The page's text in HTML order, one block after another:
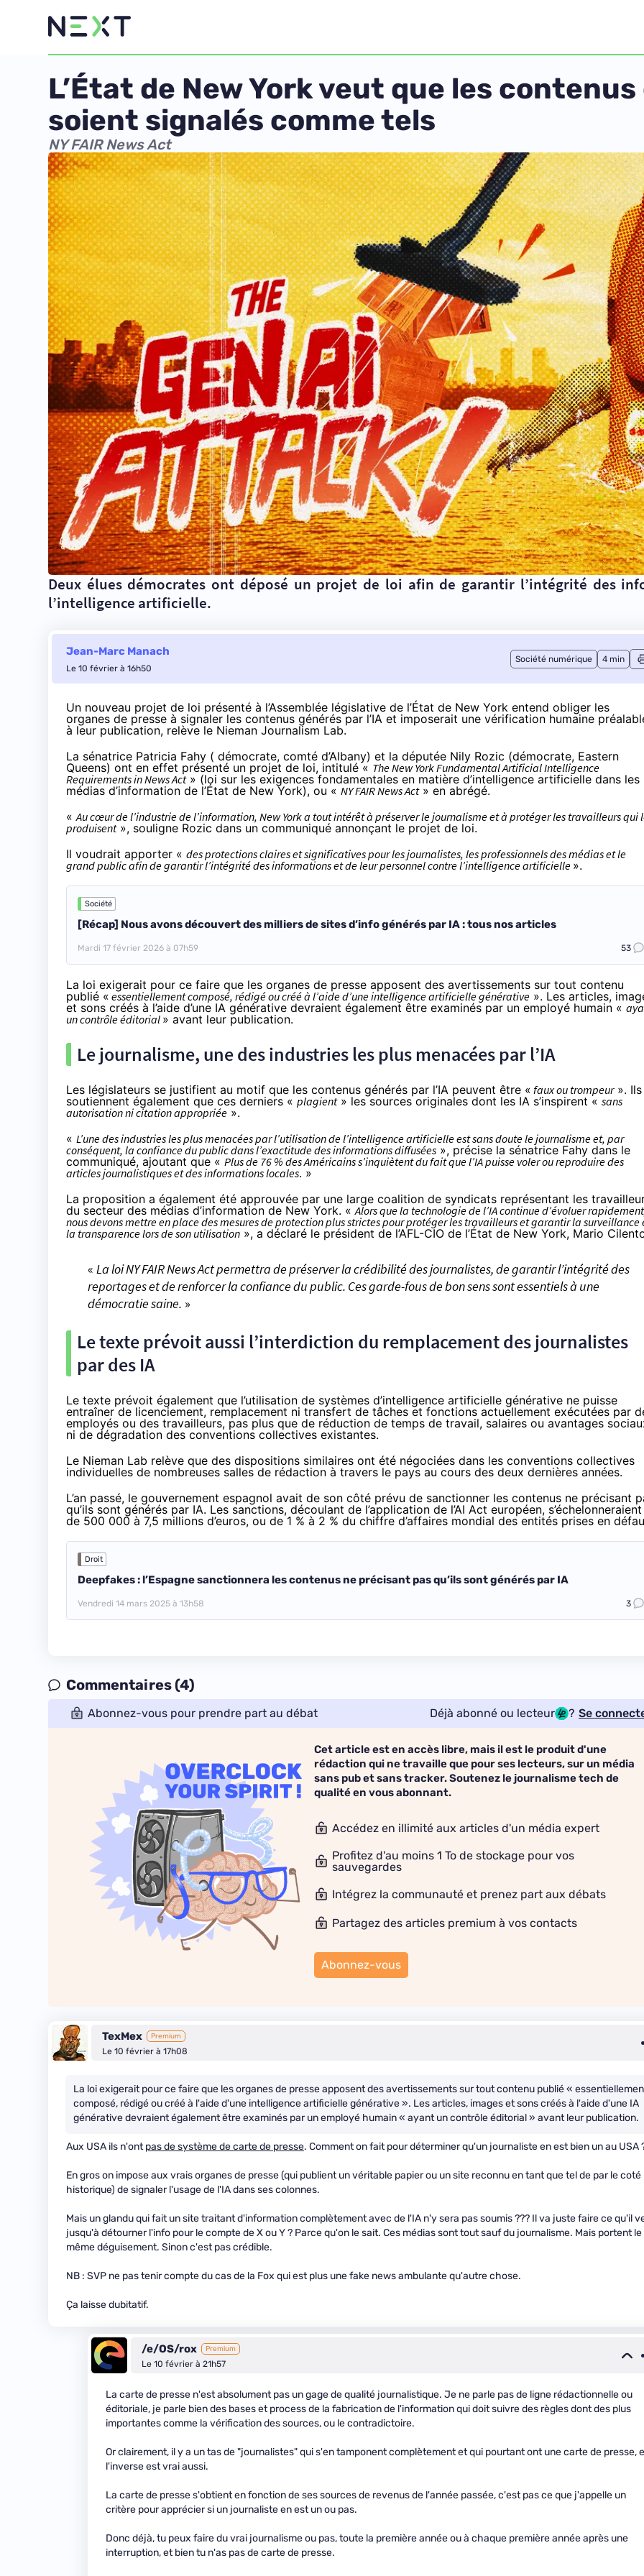
L’État de New York veut que les
soient signalés comme tels
NY FAIR News Act
Deux élues démocrates ont déposé un projet de loi afin de garantir l’intégrité des
l’intelligence artificielle.
Jean-Marc Manach
Le 10 février à 16h50
Société numérique 4 min
Un nouveau projet de loi présenté à l’Assemblée législative de l’État de New York entend obliger les
organes de presse à signaler les contenus générés par l’IA et imposerait une vérification humaine
à leur publication, relève le Nieman Journalism Lab.
La sénatrice Patricia Fahy ( démocrate, comté d’Albany) et la députée Nily Rozic (démocrate, Eastern
Queens) ont en effet présenté un projet de loi, intitulé « The New York Fundamental Artificial Intelligence
Requirements in News Act» (loi sur les exigences fondamentales en matière d’intelligence artificielle dans les
médias d’information de l’État de New York), ou « NY FAIR News Act» en abrégé.
«Au cœur de l’industrie de l’information, New York a tout intérêt à préserver le journalisme et à protéger les travailleurs qui
produisent», souligne Rozic dans un communiqué annonçant le projet de loi.
Il voudrait apporter « des protections claires et significatives pour les journalistes, les professionnels des médias et le
grand public afin de garantir l’intégrité des informations et de leur personnel contre l’intelligence artificielle ».
Société
[Récap] Nous avons découvert des milliers de sites d’info générés par IA : tous nos articles
Mardi 17 février 2026 à 07h59 53
La loi exigerait pour ce faire que les organes de presse apposent des avertissements sur tout contenu
publié « essentiellement composé, rédigé ou créé à l’aide d’une intelligence artificielle générative ». Les articles,
et sons créés à l’aide d’une IA générative devraient également être examinés par un employé humain «
un contrôle éditorial » avant leur publication.
Le journalisme, une des industries les plus menacées par l’IA
Les législateurs se justifient au motif que les contenus générés par l’IA peuvent être « faux ou trompeur». Ils
soutiennent également que ces derniers « plagient» les sources originales dont les IA s’inspirent « sans
autorisation ni citation appropriée ».
« L’une des industries les plus menacées par l’utilisation de l’intelligence artificielle est sans doute le journalisme et, par
conséquent, la confiance du public dans l’exactitude des informations diffusées », précise la sénatrice Fahy dans le
communiqué, ajoutant que « Plus de 76 % des Américains s’inquiètent du fait que l’IA puisse voler ou reproduire des
articles journalistiques et des informations locales. »
La proposition a également été approuvée par une large coalition de syndicats représentant les
du secteur des médias d’information de New York. «Alors que la technologie de l’IA continue d’évoluer
nous devons mettre en place des mesures de protection plus strictes pour protéger les travailleurs et garantir la surveillance
la transparence lors de son utilisation », a déclaré le président de l’AFL-CIO de l’État de New York, Mario
« La loi NY FAIR News Act permettra de préserver la crédibilité des journalistes, de garantir l’intégrité des
reportages et de renforcer la confiance du public. Ces garde-fous de bon sens sont essentiels à une
démocratie saine. »
Le texte prévoit aussi l’interdiction du remplacement des journalistes
par des IA
Le texte prévoit également que l’utilisation de systèmes d’intelligence artificielle générative ne puisse
entraîner de licenciement, remplacement ni transfert de tâches et fonctions actuellement exécutées par
employés ou des travailleurs, pas plus que de réduction de temps de travail, salaires ou avantages
ni de dégradation des conventions collectives existantes.
Le Nieman Lab relève que des dispositions similaires ont été négociées dans les conventions collectives
individuelles de nombreuses salles de rédaction à travers le pays au cours des deux dernières années.
L’an passé, le gouvernement espagnol avait de son côté prévu de sanctionner les contenus ne précisant
qu’ils sont générés par IA. Les sanctions, découlant de l’application de l’AI Act européen, s’échelonneraient
de 500 000 à 7,5 millions d’euros, ou de 1 % à 2 % du chiffre d’affaires mondial des entités prises en
Droit
Deepfakes : l’Espagne sanctionnera les contenus ne précisant pas qu’ils sont générés par IA
Vendredi 14 mars 2025 à 13h58 3
Commentaires (4)
Abonnez-vous pour prendre part au débat Déjà abonné ou lecteur ? Se
Cet article est en accès libre, mais il est le produit d'une
rédaction qui ne travaille que pour ses lecteurs, sur un média
sans pub et sans tracker. Soutenez le journalisme tech de
qualité en vous abonnant.
Accédez en illimité aux articles d'un média expert
Profitez d'au moins 1 To de stockage pour vos
sauvegardes
Intégrez la communauté et prenez part aux débats
Partagez des articles premium à vos contacts
Abonnez-vous
TexMex Premium
Le 10 février à 17h08
La loi exigerait pour ce faire que les organes de presse apposent des avertissements sur tout contenu publié «
composé, rédigé ou créé à l'aide d'une intelligence artificielle générative ». Les articles, images et sons créés à l'aide d'une IA
générative devraient également être examinés par un employé humain « ayant un contrôle éditorial » avant leur publication.
Aux USA ils n'ontpas de système de carte de presse. Comment on fait pour déterminer qu'un journaliste en est bien un au USA
En gros on impose aux vrais organes de presse (qui publient un véritable papier ou un site reconnu en tant que tel de par le coté
historique) de signaler l'usage de l'IA dans ses colonnes.
Mais un glandu qui fait un site traitant d'information complètement avec de l'IA n'y sera pas soumis ??? Il va juste faire ce qu'il
jusqu'à détourner l'info pour le compte de X ou Y ? Parce qu'on le sait. Ces médias sont tout sauf du journalisme. Mais portent le
même déguisement. Sinon c'est pas crédible.
NB : SVP ne pas tenir compte du cas de la Fox qui est plus une fake news ambulante qu'autre chose.
Ça laisse dubitatif.
/e/OS/rox Premium
Le 10 février à 21h57
La carte de presse n'est absolument pas un gage de qualité journalistique. Je ne parle pas de ligne rédactionnelle ou
éditoriale, je parle bien des bases et process de la fabrication de l'information qui doit suivre des règles dont des plus
importantes comme la vérification des sources, ou le contradictoire.
Or clairement, il y a un tas de "journalistes" qui s'en tamponent complètement et qui pourtant ont une carte de presse,
l'inverse est vrai aussi.
La carte de presse s'obtient en fonction de ses sources de revenus de l'année passée, c'est pas ce que j'appelle un
critère pour apprécier si un journaliste en est un ou pas.
Donc déjà, tu peux faire du vrai journalisme ou pas, toute la première année ou à chaque première année après une
interruption, et bien tu n'as pas de carte de presse.